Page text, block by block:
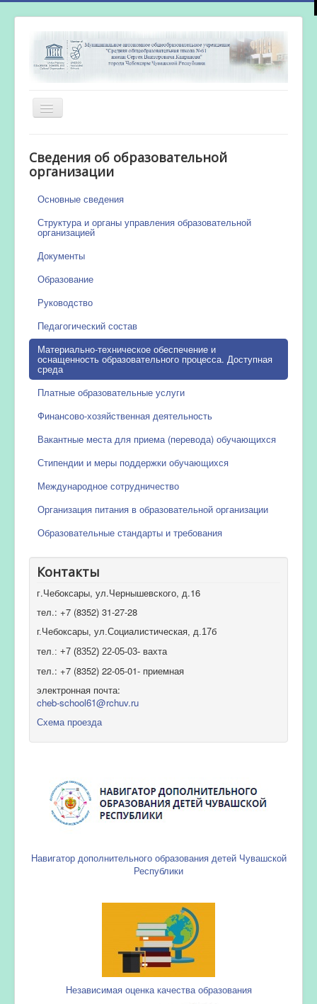
Включить/
выключить
Новости
Сведения об образовательной
организации
Основные сведения
Структура и органы управления образовательной
организацией
Документы
Образование
Руководство
Педагогический состав
Материально-техническое обеспечение и
оснащенность образовательного процесса. Доступная
среда
Платные образовательные услуги
Финансово-хозяйственная деятельность
Вакантные места для приема (перевода) обучающихся
Стипендии и меры поддержки обучающихся
Международное сотрудничество
Организация питания в образовательной организации
Образовательные стандарты и требования
Контакты
г.Чебоксары, ул.Чернышевского, д.16
тел.: +7 (8352) 31-27-28
г.Чебоксары, ул.Социалистическая, д.17б
тел.: +7 (8352) 22-05-03- вахта
тел.: +7 (8352) 22-05-01- приемная
электронная почта:
cheb-school61@rchuv.ru
Схема проезда
Навигатор дополнительного образования детей Чувашской
Республики
Независимая оценка качества образования